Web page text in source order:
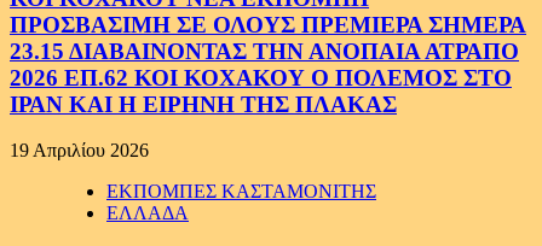
ΠΡΟΣΒΑΣΙΜΗ ΣΕ ΟΛΟΥΣ ΠΡΕΜΙΕΡΑ ΣΗΜΕΡΑ
23.15 ΔΙΑΒΑΙΝΟΝΤΑΣ ΤΗΝ ΑΝΟΠΑΙΑ ΑΤΡΑΠΟ
2026 ΕΠ.62 ΚΟΙ ΚΟΧΑΚΟΥ Ο ΠΟΛΕΜΟΣ ΣΤΟ
ΙΡΑΝ ΚΑΙ Η ΕΙΡΗΝΗ ΤΗΣ ΠΛΑΚΑΣ
19 Απριλίου 2026
ΕΚΠΟΜΠΕΣ ΚΑΣΤΑΜΟΝΙΤΗΣ
ΕΛΛΑΔΑ